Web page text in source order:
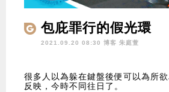
包庇罪行的假光環
2021.09.20 08:30 博客 朱庭萱
很多人以為躲在鍵盤後便可以為所
反映，今時不同往日了。